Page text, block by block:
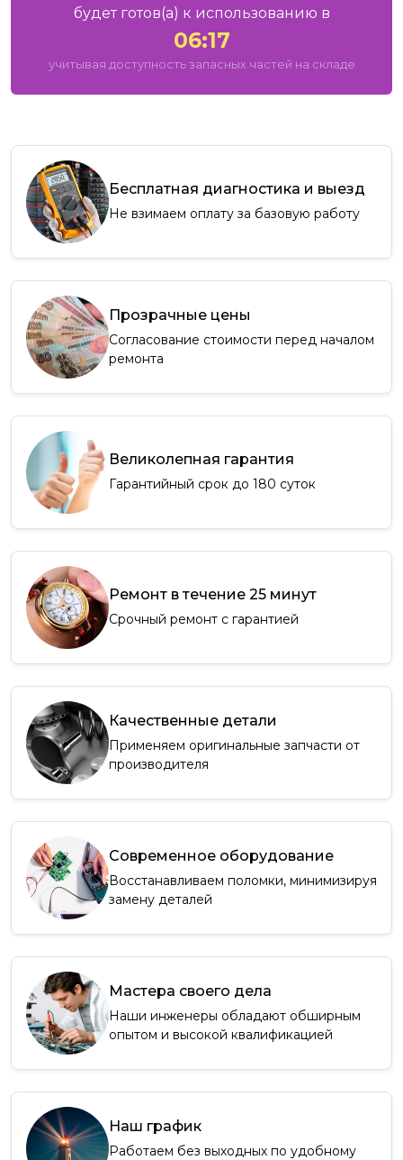
будет готов(а) к использованию в
06:17
учитывая доступность запасных частей на складе
Бесплатная диагностика и выезд
Не взимаем оплату за базовую работу
Прозрачные цены
Согласование стоимости перед началом
ремонта
Великолепная гарантия
Гарантийный срок до 180 суток
Ремонт в течение 25 минут
Срочный ремонт с гарантией
Качественные детали
Применяем оригинальные запчасти от
производителя
Современное оборудование
Восстанавливаем поломки, минимизируя
замену деталей
Мастера своего дела
Наши инженеры обладают обширным
опытом и высокой квалификацией
Наш график
Работаем без выходных по удобному